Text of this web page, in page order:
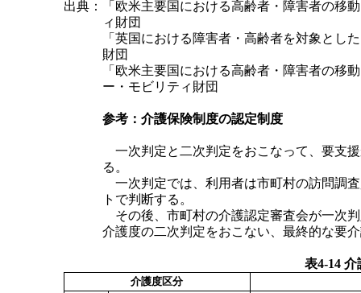
出典：「欧米主要国における高齢者・障害者の移
ィ財団
「英国における障害者・高齢者を対象とし
財団
「欧米主要国における高齢者・障害者の移
ー・モビリティ財団
参考：介護保険制度の認定制度
一次判定と二次判定をおこなって、要支
る。
一次判定では、利用者は市町村の訪問調
トで判断する。
その後、市町村の介護認定審査会が一次
介護度の二次判定をおこない、最終的な要
表4-14
介護度区分